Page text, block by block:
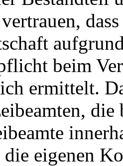
beim
ermittelt.
die
die eigenen